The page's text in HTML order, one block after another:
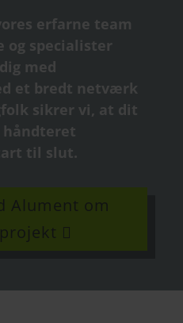
erfarne team
og specialister
med
et bredt netværk
sikrer vi, at dit
til slut.
Alument om